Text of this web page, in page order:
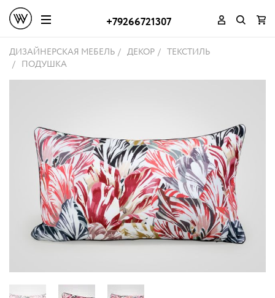
+79266721307
ДИЗАЙНЕРСКАЯ МЕБЕЛЬ ДЕКОР
ТЕКСТИЛЬ
ПОДУШКА